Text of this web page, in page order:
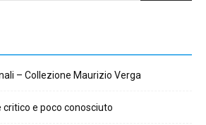
– Collezione Maurizio Verga
critico e poco conosciuto